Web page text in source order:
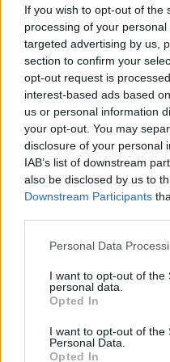
If you wish to opt-out of the
processing of your
targeted advertising by us,
section to confirm your
opt-out request is
interest-based ads based
us or personal information
your opt-out. You may
disclosure of your personal
IAB’s list of downstream
also be disclosed by us to
Downstream Participants
Please note that this
not limited to your visit or
grant or deny consent to
use your data for below
consent section.
Personal Data
I want to opt-out of the
personal data.
Opted In
I want to opt-out of the
Personal Data.
Opted In